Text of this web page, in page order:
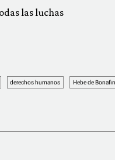
las luchas
derechos humanos Hebe de